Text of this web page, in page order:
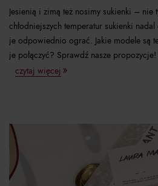
Jesienią i zimą też nosimy sukienki – nie
chłodniejszych temperatur sukienki
je odpowiednio ograć. Jakie modele są
je połączyć? Sprawdź nasze propozycje!
czytaj więcej